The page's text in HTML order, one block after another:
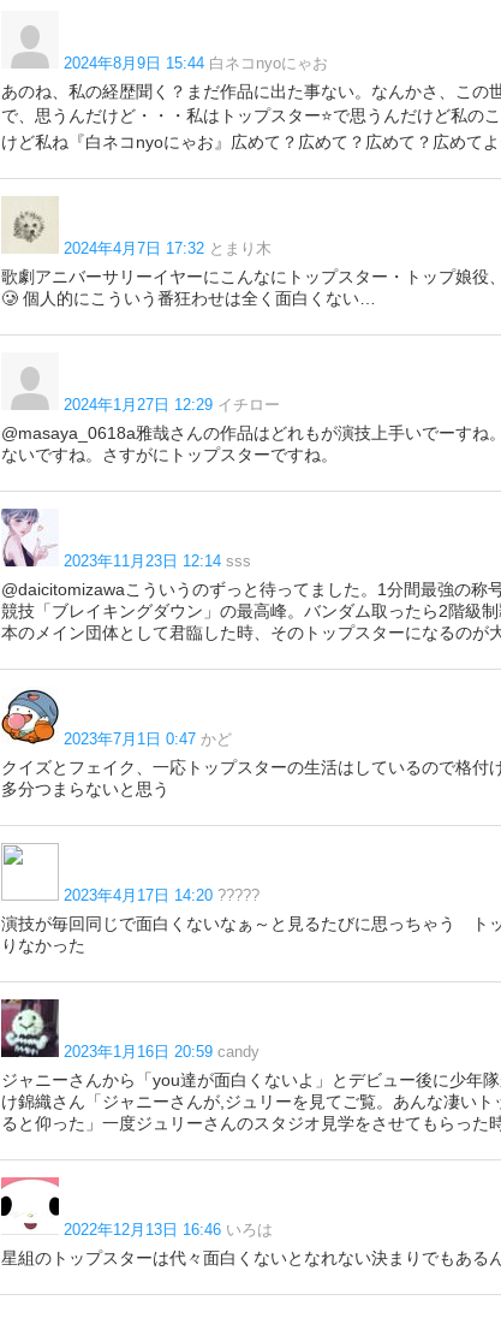
2024年8月9日 15:44 白ネコnyoにゃお
あのね、私の経歴聞く？まだ作品に出た事ない。なんかさ、この
で、思うんだけど・・・私はトップスター⭐️で思うんだけど私の
けど私ね『白ネコnyoにゃお』広めて？広めて？広めて？広めて
2024年4月7日 17:32 とまり木
歌劇アニバーサリーイヤーにこんなにトップスター・トップ娘役
🥲 個人的にこういう番狂わせは全く面白くない…
2024年1月27日 12:29 イチロー
@masaya_0618a雅哉さんの作品はどれもが演技上手いでーすね
ないですね。さすがにトップスターですね。
2023年11月23日 12:14 sss
@daicitomizawaこういうのずっと待ってました。1分間最強の称
競技「ブレイキングダウン」の最高峰。バンダム取ったら2階級
本のメイン団体として君臨した時、そのトップスターになるのが
2023年7月1日 0:47 かど
クイズとフェイク、一応トップスターの生活はしているので格付
多分つまらないと思う
2023年4月17日 14:20 ?????
演技が毎回同じで面白くないなぁ～と見るたびに思っちゃう ト
りなかった
2023年1月16日 20:59 candy
ジャニーさんから「you達が面白くないよ」とデビュー後に少年
け錦織さん「ジャニーさんが,ジュリーを見てご覧。あんな凄い
ると仰った」一度ジュリーさんのスタジオ見学をさせてもらった
2022年12月13日 16:46 いろは
星組のトップスターは代々面白くないとなれない決まりでもある